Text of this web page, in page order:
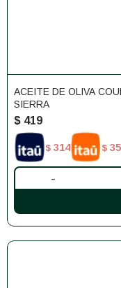
ACEITE DE OLIVA
SIERRA
$ 419
$ 314 $
-